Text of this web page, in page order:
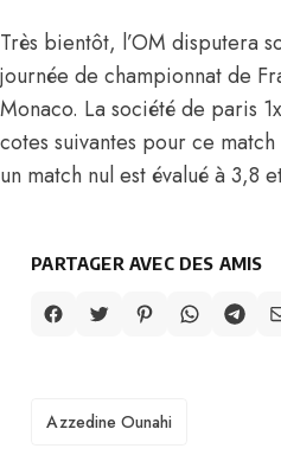
Très bientôt, l’OM disputera
journée de championnat de
Monaco. La société de paris
cotes suivantes pour ce
un match nul est évalué à 3,8
PARTAGER AVEC DES AMIS
TAGS
Azzedine Ounahi